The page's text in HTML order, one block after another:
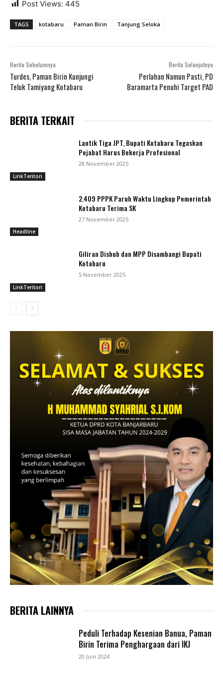
Post Views: 445
TAGS kotabaru Paman Birin Tanjung Seloka
Berita Sebelumnya
Turdes, Paman Birin Kunjungi
Teluk Tamiyang Kotabaru
Berita Selanjutnya
Perlahan Namun Pasti, PD
Baramarta Penuhi Target PAD
BERITA TERKAIT
LinkTeritori
Lantik Tiga JPT, Bupati Kotabaru Tegaskan
Pejabat Harus Bekerja Profesional
28 November 2025
Headline
2.409 PPPK Paruh Waktu Lingkup Pemerintah
Kotabaru Terima SK
27 November 2025
LinkTeritori
Giliran Dishub dan MPP Disambangi Bupati
Kotabaru
5 November 2025
BERITA LAINNYA
Peduli Terhadap Kesenian Banua, Paman
Birin Terima Penghargaan dari IKJ
20 Juni 2024